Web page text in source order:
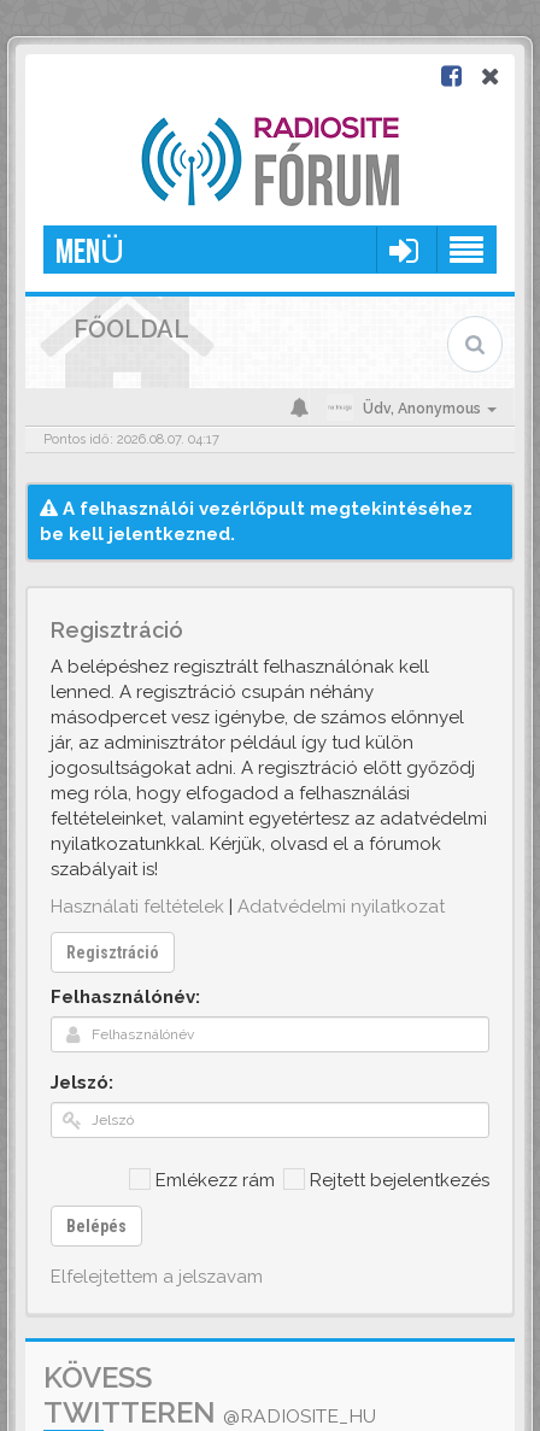
MENÜ
FŐOLDAL
Üdv, Anonymous
Pontos idő: 2026.08.07. 04:17
A felhasználói vezérlőpult megtekintéséhez
be kell jelentkezned.
Regisztráció
A belépéshez regisztrált felhasználónak kell
lenned. A regisztráció csupán néhány
másodpercet vesz igénybe, de számos előnnyel
jár, az adminisztrátor például így tud külön
jogosultságokat adni. A regisztráció előtt győződj
meg róla, hogy elfogadod a felhasználási
feltételeinket, valamint egyetértesz az adatvédelmi
nyilatkozatunkkal. Kérjük, olvasd el a fórumok
szabályait is!
Használati feltételek | Adatvédelmi nyilatkozat
Regisztráció
Felhasználónév:
Jelszó:
Emlékezz rám Rejtett bejelentkezés
Belépés
Elfelejtettem a jelszavam
KÖVESS
TWITTEREN @RADIOSITE_HU